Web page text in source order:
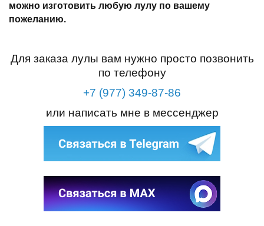
можно изготовить любую лулу по вашему
пожеланию.
Для заказа лулы вам нужно просто позвонить
по телефону
+7 (977) 349-87-86
или написать мне в мессенджер